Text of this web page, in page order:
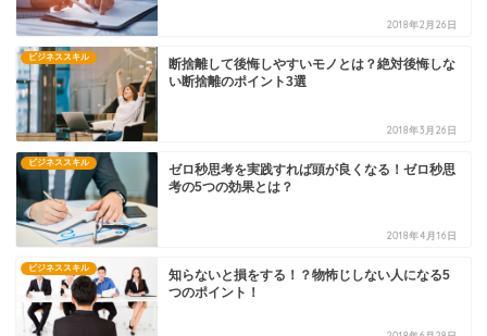
2018年2月26日
ビジネススキル
断捨離して後悔しやすいモノとは？絶対後悔しな
い断捨離のポイント3選
2018年3月26日
ビジネススキル
ゼロ秒思考を実践すれば頭が良くなる！ゼロ秒思
考の5つの効果とは？
2018年4月16日
ビジネススキル
知らないと損をする！？物怖じしない人になる5
つのポイント！